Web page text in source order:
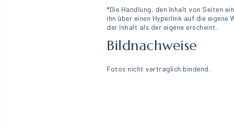
*Die Handlung, den Inhalt von Seiten
ihn über einen Hyperlink auf die eigene
der Inhalt als der eigene erscheint.
Bildnachweise
Fotos nicht vertraglich bindend.